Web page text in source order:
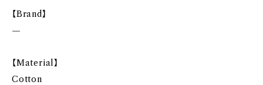
【Brand】
—
【Material】
Cotton